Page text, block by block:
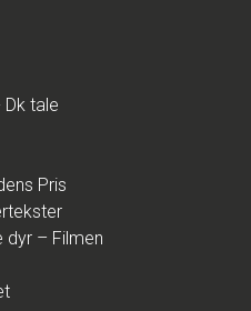
Dk tale
Pris
dyr – Filmen